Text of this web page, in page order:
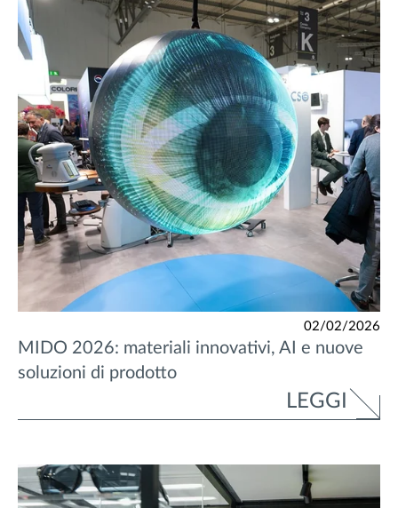
02/02/2026
MIDO 2026: materiali innovativi, AI e nuove
soluzioni di prodotto
LEGGI